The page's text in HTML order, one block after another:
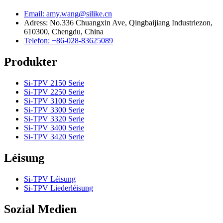
Email: amy.wang@silike.cn
Adress: No.336 Chuangxin Ave, Qingbaijiang Industriezon,
610300, Chengdu, China
Telefon: +86-028-83625089
Produkter
Si-TPV 2150 Serie
Si-TPV 2250 Serie
Si-TPV 3100 Serie
Si-TPV 3300 Serie
Si-TPV 3320 Serie
Si-TPV 3400 Serie
Si-TPV 3420 Serie
Léisung
Si-TPV Léisung
Si-TPV Liederléisung
Sozial Medien